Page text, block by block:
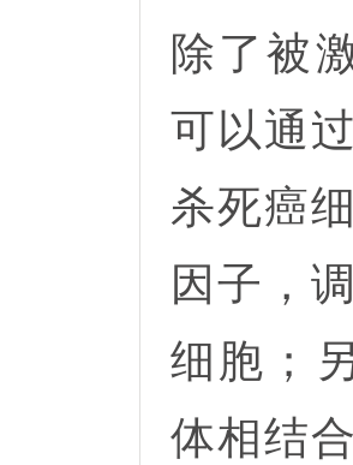
除了被
可以通
杀死癌
因子，
细胞；
体相结